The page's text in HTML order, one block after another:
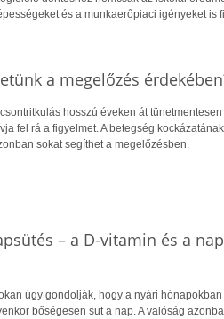
és a munkaerőpiaci igényeket is
a megelőzés
hosszú éveken át
fel rá a figyelmet. A betegség
sokat segíthet a megelőzésben.
– a D-vitamin és a
úgy gondolják, hogy a nyári
bőségesen süt a nap. A valóság